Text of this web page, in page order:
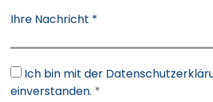
Ihre Nachricht *
Ich bin mit der
einverstanden. *